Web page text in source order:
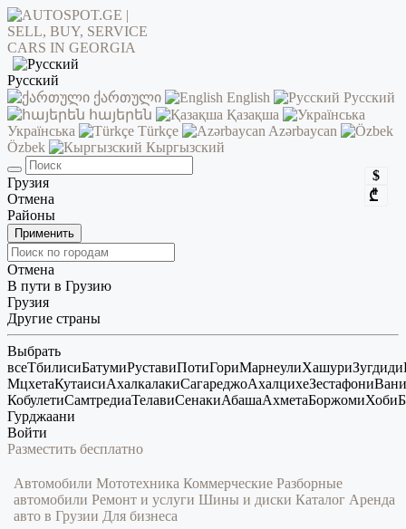
Русский
ქართული
English
Русский
հայերեն
Қазақша
Українська
Türkçe
Azərbaycan
Özbek
Кыргызский
$
₾
Грузия
Отмена
Районы
Применить
Отмена
В пути в Грузию
Грузия
Другие страны
Выбрать
всеТбилисиБатумиРуставиПотиГориМарнеулиХашуриЗугдиди
МцхетаКутаисиАхалкалакиСагареджоАхалцихеЗестафониВани
КобулетиСамтредиаТелавиСенакиАбашаАхметаБоржомиХоби
Гурджаани
Войти
Разместить бесплатно
Автомобили Мототехника Коммерческие Разборные
автомобили Ремонт и услуги Шины и диски Каталог Аренда
авто в Грузии Для бизнеса